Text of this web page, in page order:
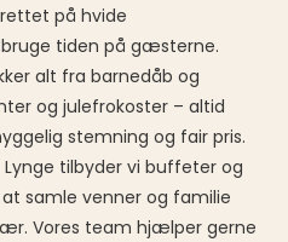
på hvide
tiden på gæsterne.
alt fra barnedåb og
og julefrokoster – altid
stemning og fair pris.
tilbyder vi buffeter og
samle venner og familie
Vores team hjælper gerne